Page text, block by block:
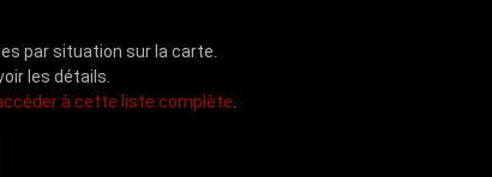
par situation sur la carte.
les détails.
à cette liste complète